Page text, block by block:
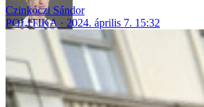
Czinkóczi Sándor
POLITIKA
2024. április 7. 15:32